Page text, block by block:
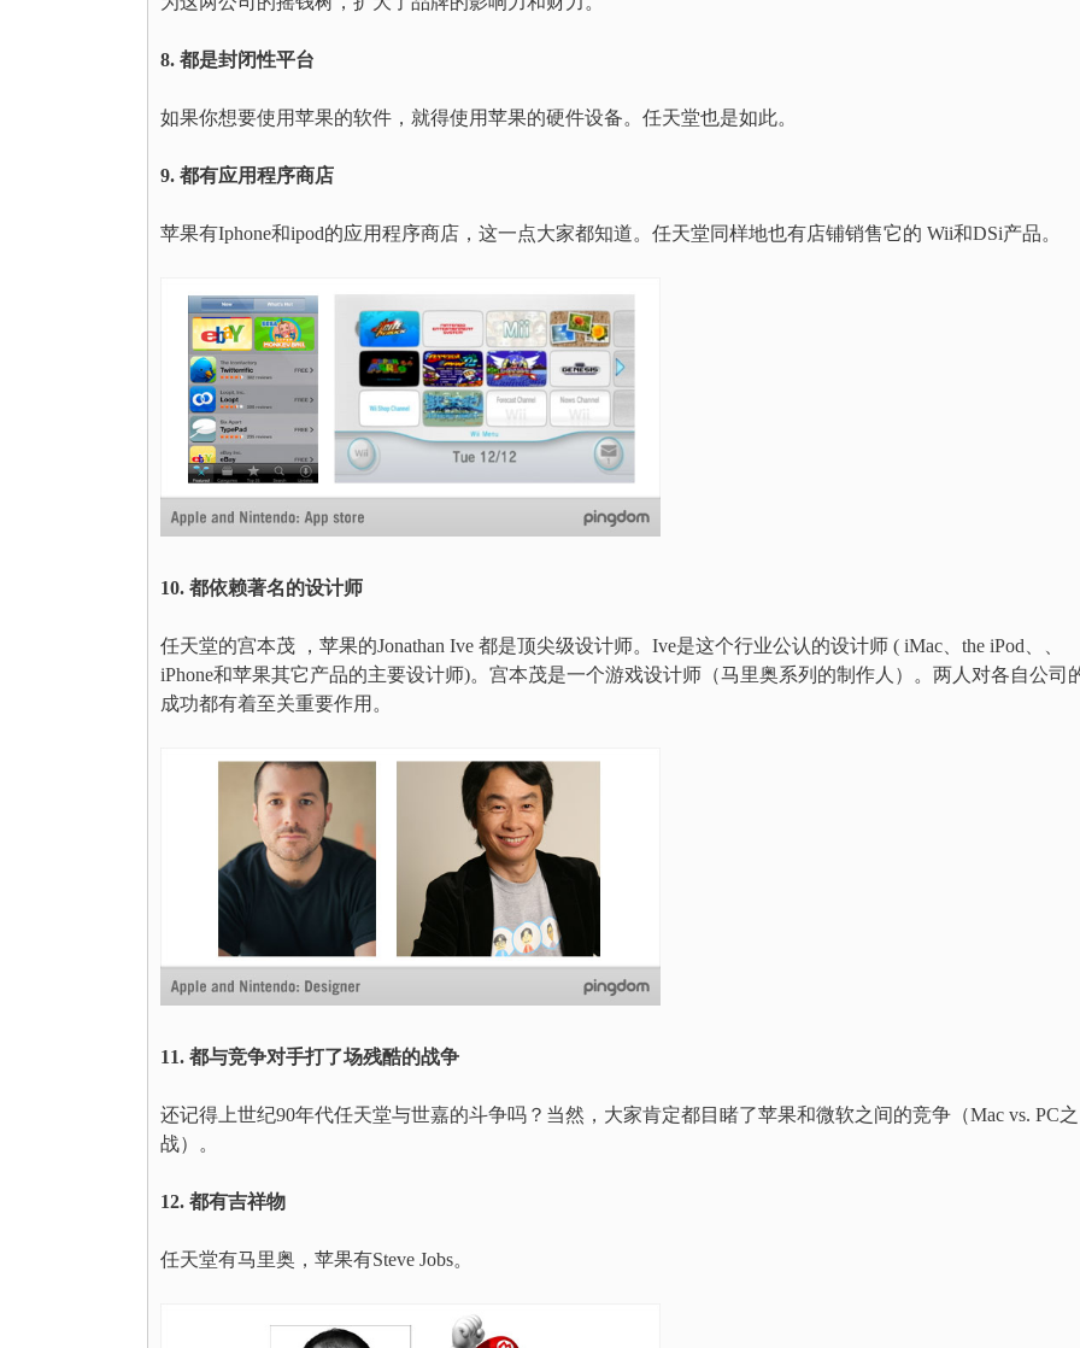
8. 都是封闭性平台
如果你想要使用苹果的软件，就得使用苹果的硬件设备。任天堂也是如此。
9. 都有应用程序商店
苹果有Iphone和ipod的应用程序商店，这一点大家都知道。任天堂同样地也有店铺销售它的 Wii和DSi产品。
10. 都依赖著名的设计师
任天堂的宫本茂 ，苹果的Jonathan Ive 都是顶尖级设计师。Ive是这个行业公认的设计师 ( iMac、the iPod、、
iPhone和苹果其它产品的主要设计师)。宫本茂是一个游戏设计师（马里奥系列的制作人）。两人对各自公司
成功都有着至关重要作用。
11. 都与竞争对手打了场残酷的战争
还记得上世纪90年代任天堂与世嘉的斗争吗？当然，大家肯定都目睹了苹果和微软之间的竞争（Mac vs. PC之
战）。
12. 都有吉祥物
任天堂有马里奥，苹果有Steve Jobs。